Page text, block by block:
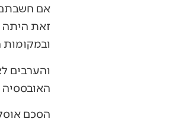
‬ובמקומות‭ ‬הומי‭ ‬אדם‭ ‬על‭ ‬ימין‭ ‬ועל‭ ‬שמאל‭.‬
‬האובססיה‭ ‬של‭ ‬השלטון‭ ‬לתת‭ ‬להם‭ ‬את‭ ‬הארץ‭.‬